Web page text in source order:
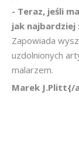
- Teraz, jeśli
jak najbardziej
Zapowiada
uzdolnionych
malarzem.
Marek J.Plitt{/